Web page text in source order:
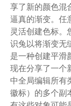
享了新的颜色混
逼真的渐变。任
灵活创建色标。
识兔以将渐变无
是一种创建平
现在分享了一个
中全局编辑所有
徽标）的多个副